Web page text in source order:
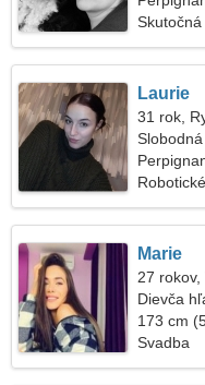
Skutočná
Laurie
31 rok,
Marie
27 rokov,
Dievča
173 cm
Svadba